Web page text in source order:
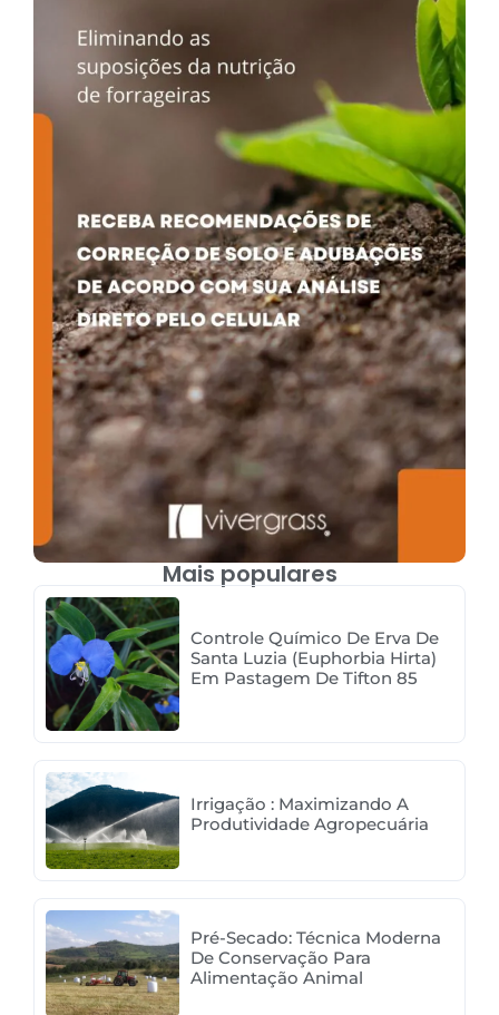
Mais populares
Controle Químico De Erva De
Santa Luzia (Euphorbia Hirta)
Em Pastagem De Tifton 85
Irrigação : Maximizando A
Produtividade Agropecuária
Pré-Secado: Técnica Moderna
De Conservação Para
Alimentação Animal